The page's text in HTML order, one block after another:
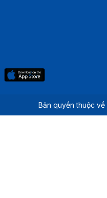
Bản quyền thuộc về